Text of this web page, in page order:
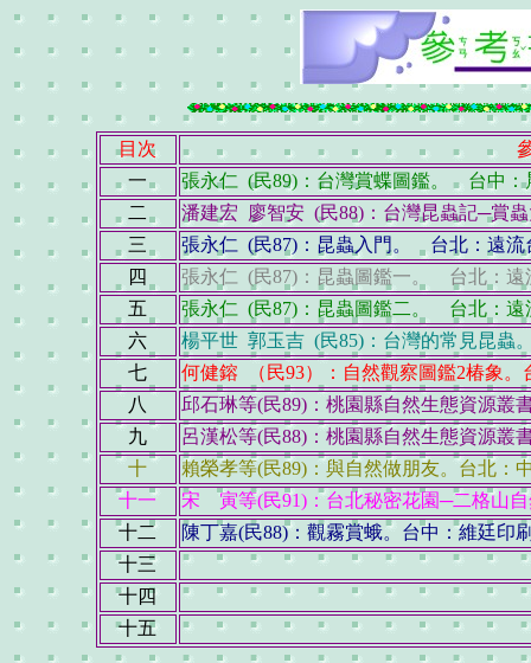
目次
一
張永仁 (民89)：台灣賞蝶圖鑑。 台中：
二
潘建宏 廖智安 (民88)：台灣昆蟲記─賞
三
張永仁 (民87)：昆蟲入門。 台北：遠流
四
張永仁 (民87)：昆蟲圖鑑一。 台北：遠
五
張永仁 (民87)：昆蟲圖鑑二。 台北：遠
六
楊平世 郭玉吉 (民85)：台灣的常見昆蟲
七
何健鎔 （民93）：自然觀察圖鑑2椿象。
八
邱石琳等(民89)：桃園縣自然生態資源叢
九
呂漢松等(民88)：桃園縣自然生態資源叢
十
賴榮孝等(民89)：與自然做朋友。台北：
十一
宋 寅等(民91)：台北秘密花園─二格山
十二
陳丁嘉(民88)：觀霧賞蛾。台中：維廷印
十三
十四
十五